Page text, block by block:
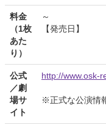
料金
（1枚
あた
り）
～
【発売日】
公式
／劇
場サ
イト
http://www.osk-
※正式な公演情